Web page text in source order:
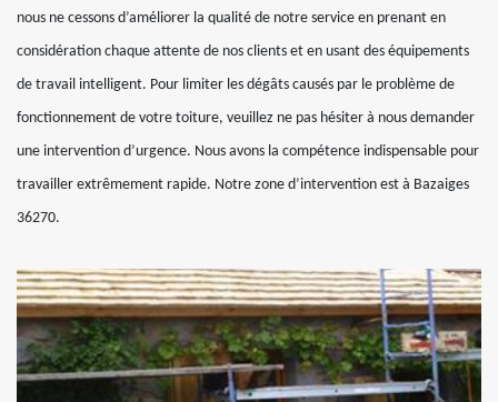
nous ne cessons d’améliorer la qualité de notre service en prenant en
considération chaque attente de nos clients et en usant des équipements
de travail intelligent. Pour limiter les dégâts causés par le problème de
fonctionnement de votre toiture, veuillez ne pas hésiter à nous demander
une intervention d’urgence. Nous avons la compétence indispensable pour
travailler extrêmement rapide. Notre zone d’intervention est à Bazaiges
36270.